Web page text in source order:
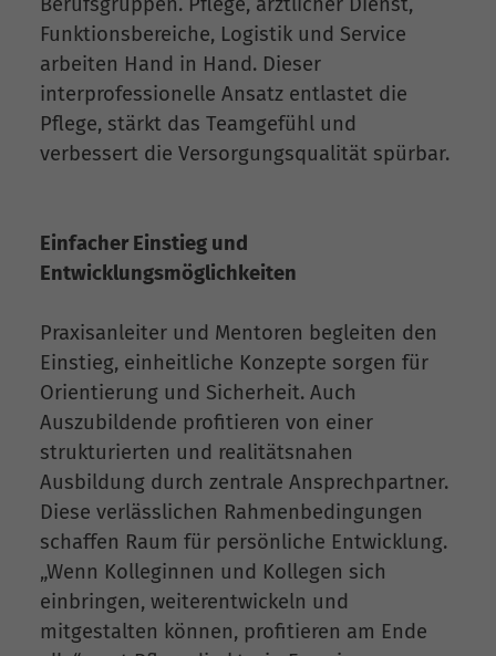
Funktionsbereiche, Logistik und Service
arbeiten Hand in Hand. Dieser
interprofessionelle Ansatz entlastet die
Pflege, stärkt das Teamgefühl und
verbessert die Versorgungsqualität spürbar.
Einfacher Einstieg und
Entwicklungsmöglichkeiten
Praxisanleiter und Mentoren begleiten den
Einstieg, einheitliche Konzepte sorgen für
Orientierung und Sicherheit. Auch
Auszubildende profitieren von einer
strukturierten und realitätsnahen
Ausbildung durch zentrale Ansprechpartner.
Diese verlässlichen Rahmenbedingungen
schaffen Raum für persönliche Entwicklung.
„Wenn Kolleginnen und Kollegen sich
einbringen, weiterentwickeln und
mitgestalten können, profitieren am Ende